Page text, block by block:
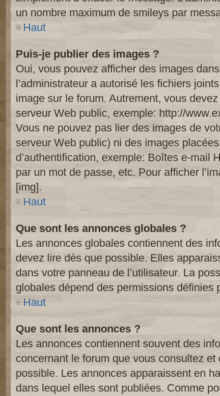
un nombre maximum de smileys par
Haut
Puis-je publier des images ?
Oui, vous pouvez afficher des images
l’administrateur a autorisé les fichiers
image sur le forum. Autrement, vous
serveur Web public, exemple: http://
Vous ne pouvez pas lier des images de
serveur Web public) ni des images
d’authentification, exemple: Boîtes e-mail
par un mot de passe, etc. Pour afficher
[img].
Haut
Que sont les annonces globales ?
Les annonces globales contiennent des
devez lire dès que possible. Elles
dans votre panneau de l’utilisateur. La
globales dépend des permissions définies
Haut
Que sont les annonces ?
Les annonces contiennent souvent des
concernant le forum que vous consultez
possible. Les annonces apparaissent en
dans lequel elles sont publiées. Comme